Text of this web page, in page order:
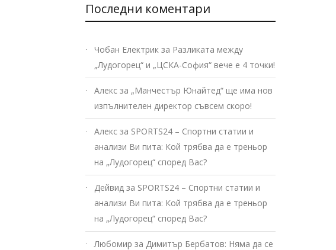
Последни коментари
Чобан Електрик за Разликата между
„Лудогорец“ и „ЦСКА-София“ вече е 4 точки!
Алекс за „Манчестър Юнайтед“ ще има нов
изпълнителен директор съвсем скоро!
Алекс за SPORTS24 – Спортни статии и
анализи Ви пита: Кой трябва да е треньор
на „Лудогорец“ според Вас?
Дейвид за SPORTS24 – Спортни статии и
анализи Ви пита: Кой трябва да е треньор
на „Лудогорец“ според Вас?
Любомир за Димитър Бербатов: Няма да се